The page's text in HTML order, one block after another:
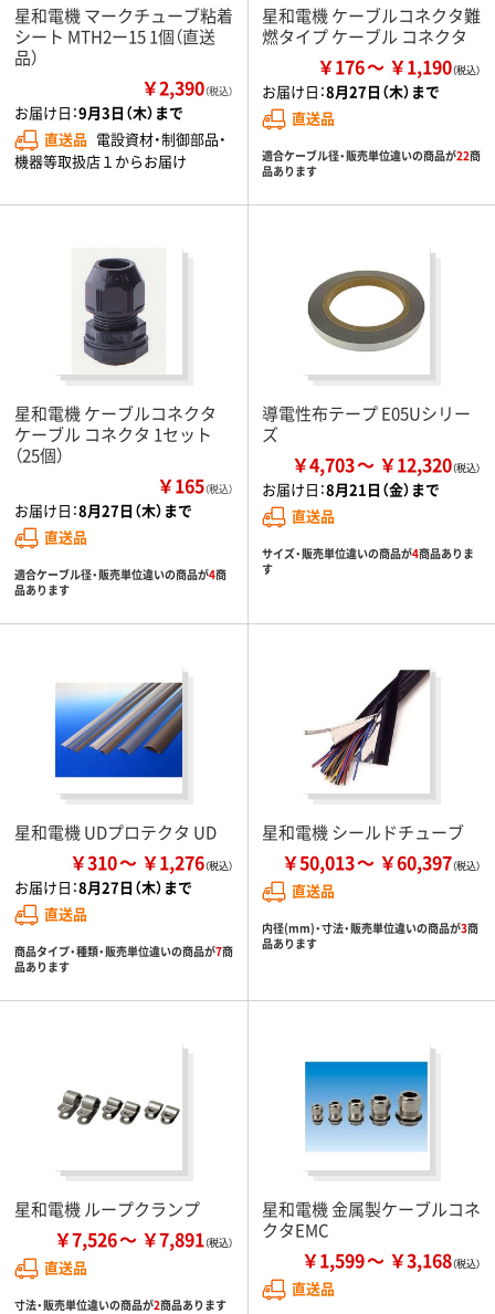
星和電機 マークチューブ粘着
シート MTH2ー15 1個（直送
品）
￥2,390（税込）
お届け日：9月3日（木）まで
直送品 電設資材・制御部品・
機器等取扱店１からお届け
星和電機 ケーブルコネクタ難
燃タイプ ケーブル コネクタ
￥176 ￥1,190
お届け日：8月27日（木）まで
直送品
適合ケーブル径・販売単位違いの商品が22商
品あります
星和電機 ケーブルコネクタ
ケーブル コネクタ 1セット
（25個）
￥165（税込）
お届け日：8月27日（木）まで
直送品
適合ケーブル径・販売単位違いの商品が4商
品あります
導電性布テープ E05Uシリー
ズ
￥4,703 ￥12,320
お届け日：8月21日（金）まで
直送品
サイズ・販売単位違いの商品が4商品ありま
す
星和電機 UDプロテクタ UD
￥310 ￥1,276
お届け日：8月27日（木）まで
直送品
商品タイプ・種類・販売単位違いの商品が7商
品あります
星和電機 シールドチューブ
￥50,013 ￥60,397
直送品
内径(mm)・寸法・販売単位違いの商品が3商
品あります
星和電機 ループクランプ
￥7,526 ￥7,891
直送品
寸法・販売単位違いの商品が2商品あります
星和電機 金属製ケーブルコネ
クタEMC
￥1,599 ￥3,168
直送品